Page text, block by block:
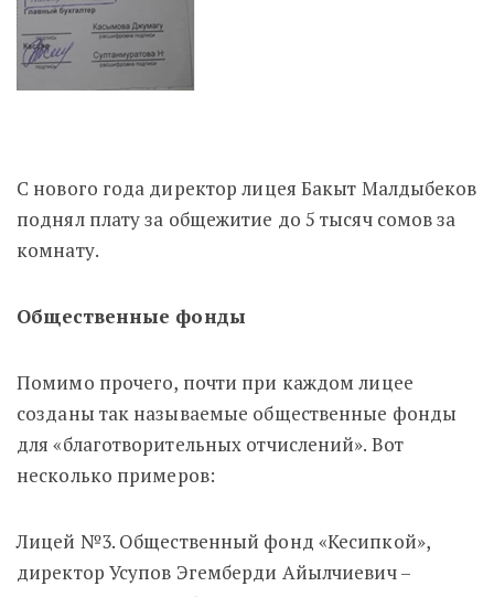
С нового года директор лицея Бакыт Малдыбеков
поднял плату за общежитие до 5 тысяч сомов за
комнату.
Общественные фонды
Помимо прочего, почти при каждом лицее
созданы так называемые общественные фонды
для «благотворительных отчислений». Вот
несколько примеров:
Лицей №3. Общественный фонд «Кесипкой»,
директор Усупов Эгемберди Айылчиевич –